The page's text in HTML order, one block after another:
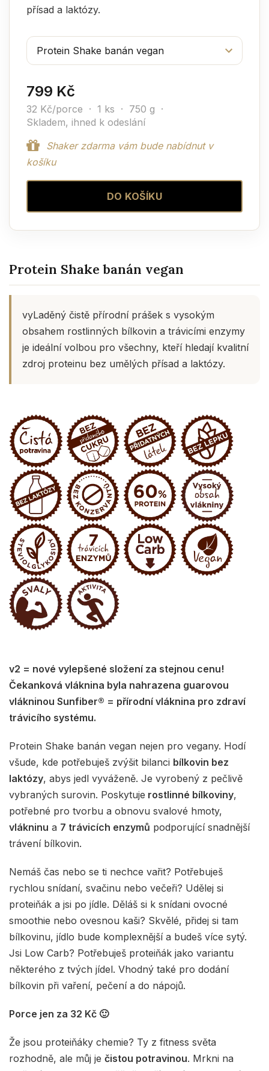
přísad a laktózy.
799 Kč
32 Kč/porce · 1 ks · 750 g ·
Skladem, ihned k odeslání
Shaker zdarma vám bude nabídnut v
košíku
DO KOŠÍKU
Protein Shake banán vegan
vyLaděný čistě přírodní prášek s vysokým
obsahem rostlinných bílkovin a trávicími enzymy
je ideální volbou pro všechny, kteří hledají kvalitní
zdroj proteinu bez umělých přísad a laktózy.
v2 = nové vylepšené složení za stejnou cenu!
Čekanková vláknina byla nahrazena guarovou
vlákninou Sunfiber® = přírodní vláknina pro zdraví
trávicího systému.
Protein Shake banán vegan nejen pro vegany. Hodí
všude, kde potřebuješ zvýšit bilanci bílkovin bez
laktózy, abys jedl vyváženě. Je vyrobený z pečlivě
vybraných surovin. Poskytuje rostlinné bílkoviny,
potřebné pro tvorbu a obnovu svalové hmoty,
vlákninu a 7 trávicích enzymů podporující snadnější
trávení bílkovin.
Nemáš čas nebo se ti nechce vařit? Potřebuješ
rychlou snídaní, svačinu nebo večeři? Udělej si
proteiňák a jsi po jídle. Děláš si k snídani ovocné
smoothie nebo ovesnou kaši? Skvělé, přidej si tam
bílkovinu, jídlo bude komplexnější a budeš více sytý.
Jsi Low Carb? Potřebuješ proteiňák jako variantu
některého z tvých jídel. Vhodný také pro dodání
bílkovin při vaření, pečení a do nápojů.
Porce jen za 32 Kč 🙂
Že jsou proteiňáky chemie? Ty z fitness světa
rozhodně, ale můj je čistou potravinou. Mrkni na